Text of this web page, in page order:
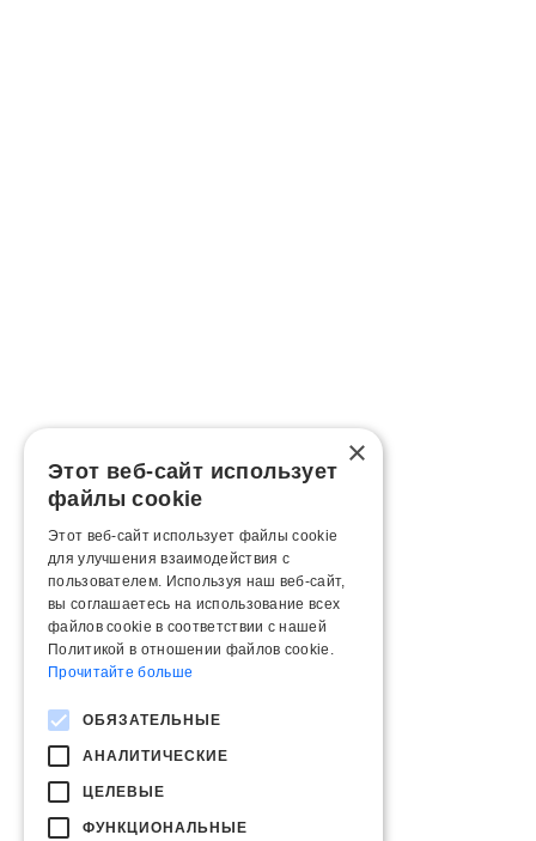
×
Этот веб-сайт использует
файлы cookie
Этот веб-сайт использует файлы cookie
для улучшения взаимодействия с
пользователем. Используя наш веб-сайт,
вы соглашаетесь на использование всех
файлов cookie в соответствии с нашей
Политикой в ​​отношении файлов cookie.
Прочитайте больше
ОБЯЗАТЕЛЬНЫЕ
АНАЛИТИЧЕСКИЕ
ЦЕЛЕВЫЕ
ФУНКЦИОНАЛЬНЫЕ